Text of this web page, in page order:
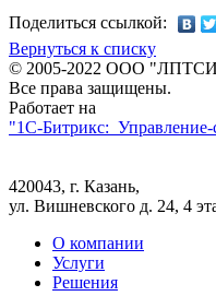
Поделиться ссылкой:
Вернуться к списку
© 2005-2022 ООО
Все права защищены.
Работает на
"1C-Битрикс: Управление-
420043, г. Казань,
ул. Вишневского д. 24, 4
О компании
Услуги
Решения